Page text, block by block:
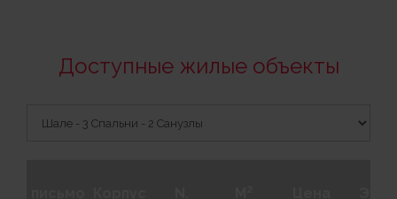
Доступные жилые объекты